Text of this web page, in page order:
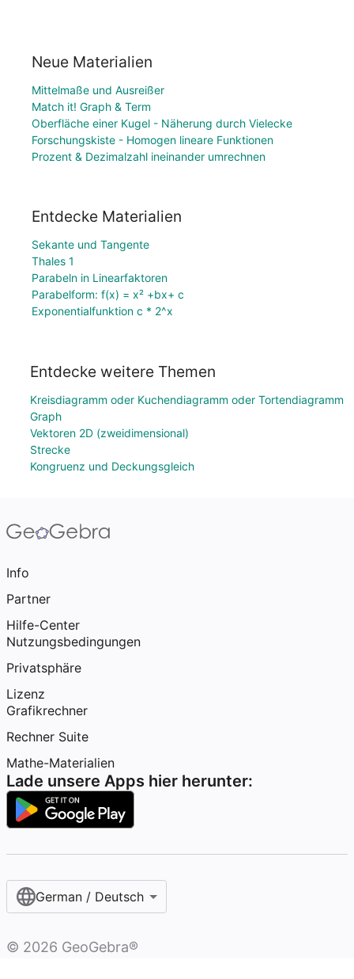
Neue Materialien
Mittelmaße und Ausreißer
Match it! Graph & Term
Oberfläche einer Kugel - Näherung durch Vielecke
Forschungskiste - Homogen lineare Funktionen
Prozent & Dezimalzahl ineinander umrechnen
Entdecke Materialien
Sekante und Tangente
Thales 1
Parabeln in Linearfaktoren
Parabelform: f(x) = x² +bx+ c
Exponentialfunktion c * 2^x
Entdecke weitere Themen
Kreisdiagramm oder Kuchendiagramm oder Tortendiagramm
Graph
Vektoren 2D (zweidimensional)
Strecke
Kongruenz und Deckungsgleich
Info
Partner
Hilfe-Center
Nutzungsbedingungen
Privatsphäre
Lizenz
Grafikrechner
Rechner Suite
Mathe-Materialien
Lade unsere Apps hier herunter:
German / Deutsch
© 2026 GeoGebra®